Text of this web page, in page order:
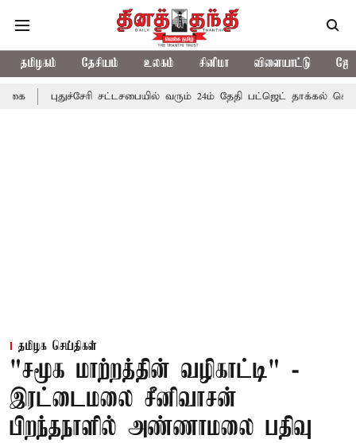
தமிழகம் தேசியம் உலகம் சினிமா விளையாட்டு
சட்டசபையில் வரும் 24ம் தேதி பட்ஜெட் தாக்கல் செய்கிறார்
தமிழக செய்திகள்
"சமூக மாற்றத்தின் வழிகாட்டி" -
இரட்டைமலை சீனிவாசன்
பிறந்தநாளில் அண்ணாமலை பதிவு